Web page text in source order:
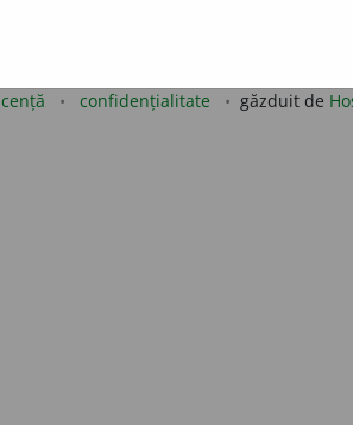
de pe acest site, inclusiv prin orice metode de
scris, cu excepția seturilor de date oferite
confidențialitate găzduit de